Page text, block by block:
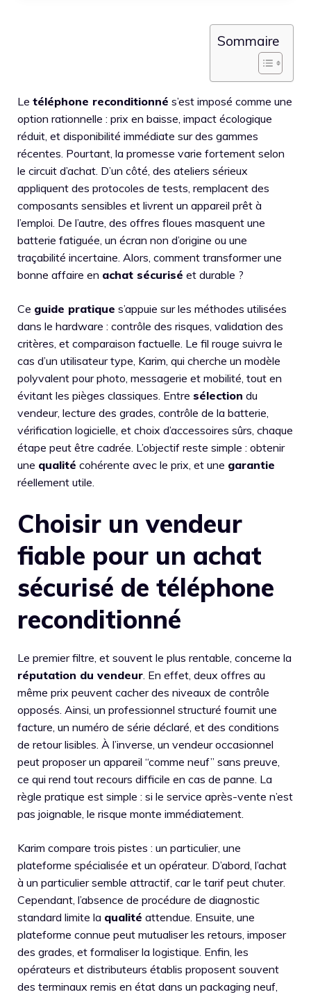
Sommaire
Le téléphone reconditionné s’est imposé comme une
option rationnelle : prix en baisse, impact écologique
réduit, et disponibilité immédiate sur des gammes
récentes. Pourtant, la promesse varie fortement selon
le circuit d’achat. D’un côté, des ateliers sérieux
appliquent des protocoles de tests, remplacent des
composants sensibles et livrent un appareil prêt à
l’emploi. De l’autre, des offres floues masquent une
batterie fatiguée, un écran non d’origine ou une
traçabilité incertaine. Alors, comment transformer une
bonne affaire en achat sécurisé et durable ?
Ce guide pratique s’appuie sur les méthodes utilisées
dans le hardware : contrôle des risques, validation des
critères, et comparaison factuelle. Le fil rouge suivra le
cas d’un utilisateur type, Karim, qui cherche un modèle
polyvalent pour photo, messagerie et mobilité, tout en
évitant les pièges classiques. Entre sélection du
vendeur, lecture des grades, contrôle de la batterie,
vérification logicielle, et choix d’accessoires sûrs, chaque
étape peut être cadrée. L’objectif reste simple : obtenir
une qualité cohérente avec le prix, et une garantie
réellement utile.
Choisir un vendeur
fiable pour un achat
sécurisé de téléphone
reconditionné
Le premier filtre, et souvent le plus rentable, concerne la
réputation du vendeur. En effet, deux offres au
même prix peuvent cacher des niveaux de contrôle
opposés. Ainsi, un professionnel structuré fournit une
facture, un numéro de série déclaré, et des conditions
de retour lisibles. À l’inverse, un vendeur occasionnel
peut proposer un appareil “comme neuf” sans preuve,
ce qui rend tout recours difficile en cas de panne. La
règle pratique est simple : si le service après-vente n’est
pas joignable, le risque monte immédiatement.
Karim compare trois pistes : un particulier, une
plateforme spécialisée et un opérateur. D’abord, l’achat
à un particulier semble attractif, car le tarif peut chuter.
Cependant, l’absence de procédure de diagnostic
standard limite la qualité attendue. Ensuite, une
plateforme connue peut mutualiser les retours, imposer
des grades, et formaliser la logistique. Enfin, les
opérateurs et distributeurs établis proposent souvent
des terminaux remis en état dans un packaging neuf,